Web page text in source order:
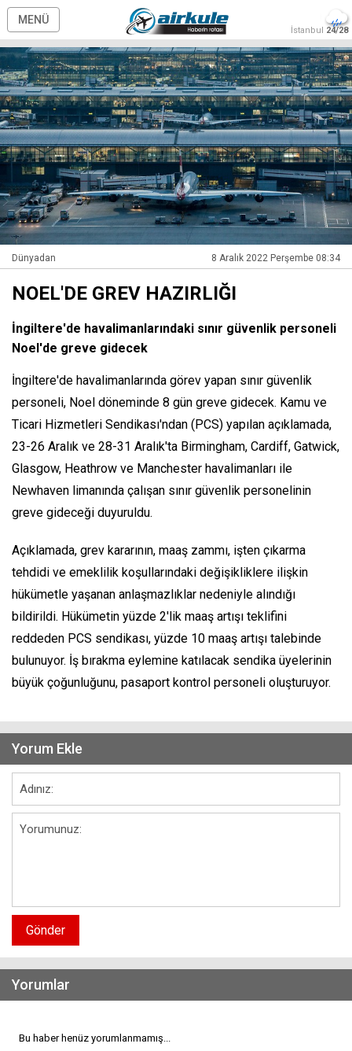
MENÜ
İstanbul 24/28
Dünyadan 8 Aralık 2022 Perşembe 08:34
NOEL'DE GREV HAZIRLIĞI
İngiltere'de havalimanlarındaki sınır güvenlik personeli
Noel'de greve gidecek
İngiltere'de havalimanlarında görev yapan sınır güvenlik
personeli, Noel döneminde 8 gün greve gidecek. Kamu ve
Ticari Hizmetleri Sendikası'ndan (PCS) yapılan açıklamada,
23-26 Aralık ve 28-31 Aralık'ta Birmingham, Cardiff, Gatwick,
Glasgow, Heathrow ve Manchester havalimanları ile
Newhaven limanında çalışan sınır güvenlik personelinin
greve gideceği duyuruldu.
Açıklamada, grev kararının, maaş zammı, işten çıkarma
tehdidi ve emeklilik koşullarındaki değişikliklere ilişkin
hükümetle yaşanan anlaşmazlıklar nedeniyle alındığı
bildirildi. Hükümetin yüzde 2'lik maaş artışı teklifini
reddeden PCS sendikası, yüzde 10 maaş artışı talebinde
bulunuyor. İş bırakma eylemine katılacak sendika üyelerinin
büyük çoğunluğunu, pasaport kontrol personeli oluşturuyor.
Yorum Ekle
Gönder
Yorumlar
Bu haber henüz yorumlanmamış...